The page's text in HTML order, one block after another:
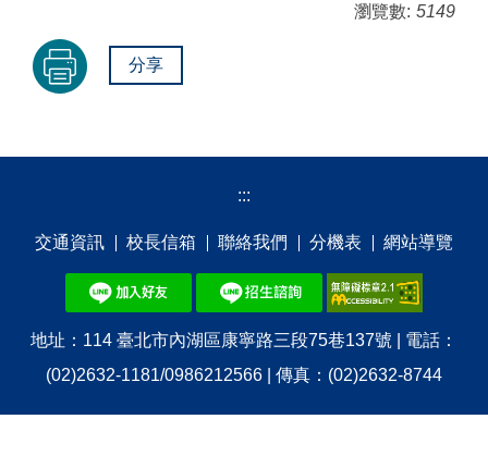
瀏覽數: 5149
分享
:::
交通資訊 校⻑信箱 聯絡我們 分機表 網站導覽
地址：114 臺北市內湖區康寧路三段75巷137號 | 電話：
(02)2632-1181/0986212566 | 傳真：(02)2632-8744